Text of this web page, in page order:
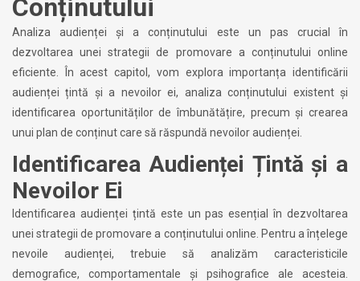
Conținutului
Analiza audienței și a conținutului este un pas crucial în
dezvoltarea unei strategii de promovare a conținutului online
eficiente. În acest capitol, vom explora importanța identificării
audienței țintă și a nevoilor ei, analiza conținutului existent și
identificarea oportunităților de îmbunătățire, precum și crearea
unui plan de conținut care să răspundă nevoilor audienței.
Identificarea Audienței Țintă și a
Nevoilor Ei
Identificarea audienței țintă este un pas esențial în dezvoltarea
unei strategii de promovare a conținutului online. Pentru a înțelege
nevoile audienței, trebuie să analizăm caracteristicile
demografice, comportamentale și psihografice ale acesteia.